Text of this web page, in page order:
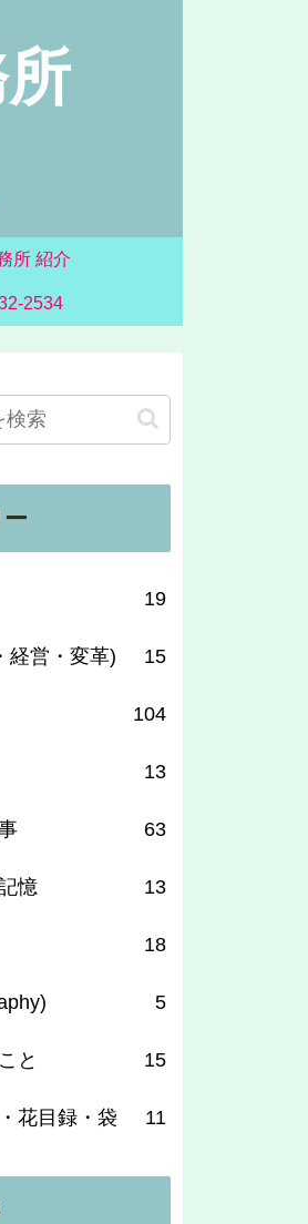
所 紹介
2534
19
経営・変革) 15
104
13
63
憶 13
18
5
と 15
花目録・袋 11